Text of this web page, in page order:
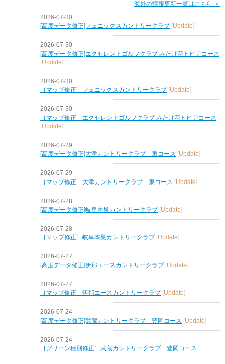
海外の情報更新一覧はこちら ＞
2026-07-30
[高度データ修正]フェニックスカントリークラブ
Update
2026-07-30
[高度データ修正]エクセレントゴルフクラブ みたけ花トピアコース
[Update]
2026-07-30
［マップ修正］フェニックスカントリークラブ [Update]
2026-07-30
［マップ修正］エクセレントゴルフクラブ みたけ花トピアコース
[Update]
2026-07-29
[高度データ修正]大津カントリークラブ 東コース [Update]
2026-07-29
［マップ修正］大津カントリークラブ 東コース [Update]
2026-07-28
[高度データ修正]岐阜本巣カントリークラブ [Update]
2026-07-28
［マップ修正］岐阜本巣カントリークラブ
Update
2026-07-27
[高度データ修正]伊那エースカントリークラブ [Update]
2026-07-27
［マップ修正］伊那エースカントリークラブ
Update
2026-07-24
[高度データ修正]武蔵カントリークラブ 豊岡コース [Update]
2026-07-24
［グリーン種別修正］武蔵カントリークラブ 豊岡コース